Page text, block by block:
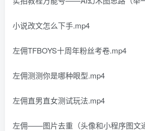
小说改文怎么下手.mp4
左佣TFBOYS十周年粉丝考卷.mp4
左佣测测你是哪种眼型.mp4
左佣直男直女测试玩法.mp4
左佣——图片去重（头像和小程序图文